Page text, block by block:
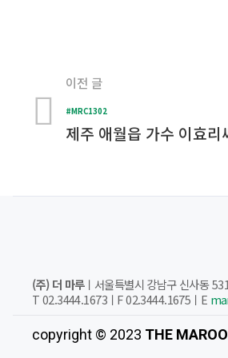
이전 글
#MRC1302
제주 애월읍 가수 이효리
(주) 더 마루ㅣ서울특별시 강남구 신사동
T 02.3444.1673ㅣF 02.3444.1675ㅣE
copyright © 2023 THE MAROO